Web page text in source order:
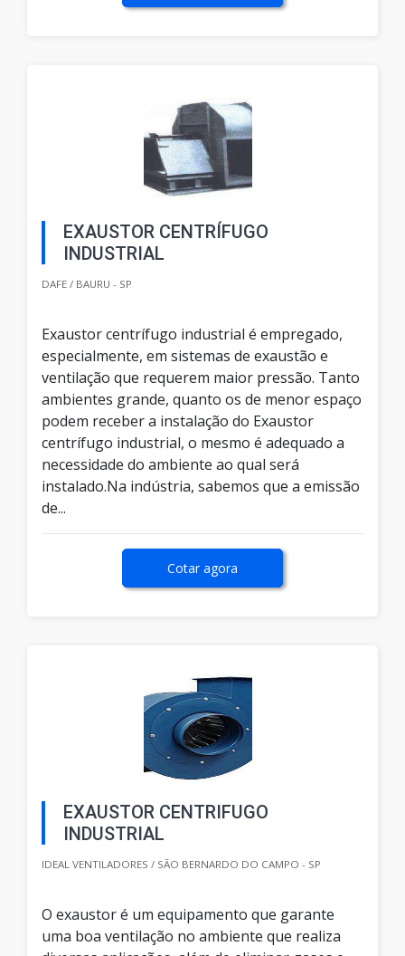
EXAUSTOR CENTRÍFUGO
INDUSTRIAL
DAFE / BAURU - SP
Exaustor centrífugo industrial é empregado,
especialmente, em sistemas de exaustão e
ventilação que requerem maior pressão. Tanto
ambientes grande, quanto os de menor espaço
podem receber a instalação do Exaustor
centrífugo industrial, o mesmo é adequado a
necessidade do ambiente ao qual será
instalado.Na indústria, sabemos que a emissão
de...
Cotar agora
EXAUSTOR CENTRIFUGO
INDUSTRIAL
IDEAL VENTILADORES / SÃO BERNARDO DO CAMPO - SP
O exaustor é um equipamento que garante
uma boa ventilação no ambiente que realiza